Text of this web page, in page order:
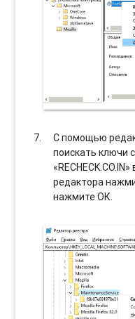
С помощью
поискать ключи
редактора
нажмите ОК.